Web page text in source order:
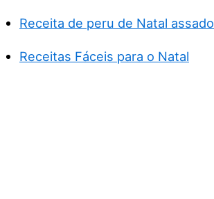
Receita de peru de Natal assado
Receitas Fáceis para o Natal